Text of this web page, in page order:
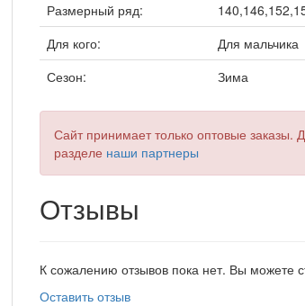
Размерный ряд:
Для кого:
Для мальчика
Сезон:
Зима
Сайт принимает только оптовые заказы.
разделе наши партнеры
Отзывы
К сожалению отзывов пока нет. Вы можете
Оставить отзыв